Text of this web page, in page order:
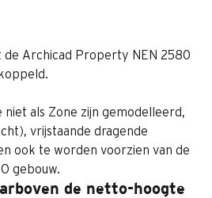
de Archicad Property NEN 2580
als Zone zijn gemodelleerd,
vrijstaande dragende
ook te worden voorzien van de
gebouw.
de netto-hoogte